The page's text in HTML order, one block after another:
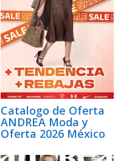
Catalogo de Oferta
ANDREA Moda y
Oferta 2026 México